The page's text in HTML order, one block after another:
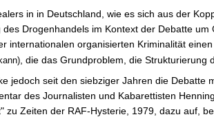
in in Deutschland, wie es sich aus der
Drogenhandels im Kontext der Debatte
internationalen organisierten Kriminalität
, die das Grundproblem, die Strukturierung
jedoch seit den siebziger Jahren die Debatte
des Journalisten und Kabarettisten
Zeiten der RAF-Hysterie, 1979, dazu auf,